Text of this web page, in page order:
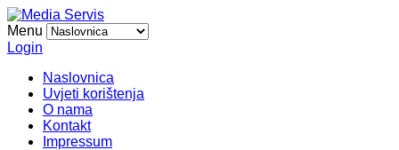
Menu
Login
Naslovnica
Uvjeti korištenja
O nama
Kontakt
Impressum